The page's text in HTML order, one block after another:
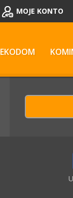
MOJE KONTO
EKODOM